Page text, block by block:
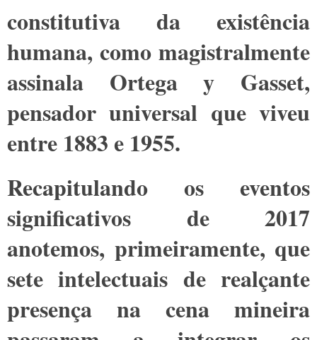
constitutiva da existência
humana, como magistralmente
assinala Ortega y Gasset,
pensador universal que viveu
entre 1883 e 1955.
Recapitulando os eventos
significativos de 2017
anotemos, primeiramente, que
sete intelectuais de realçante
presença na cena mineira